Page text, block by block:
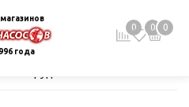
года
0 0 0